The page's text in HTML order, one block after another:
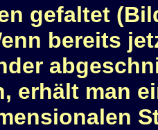
gefaltet
bereits
erhält man